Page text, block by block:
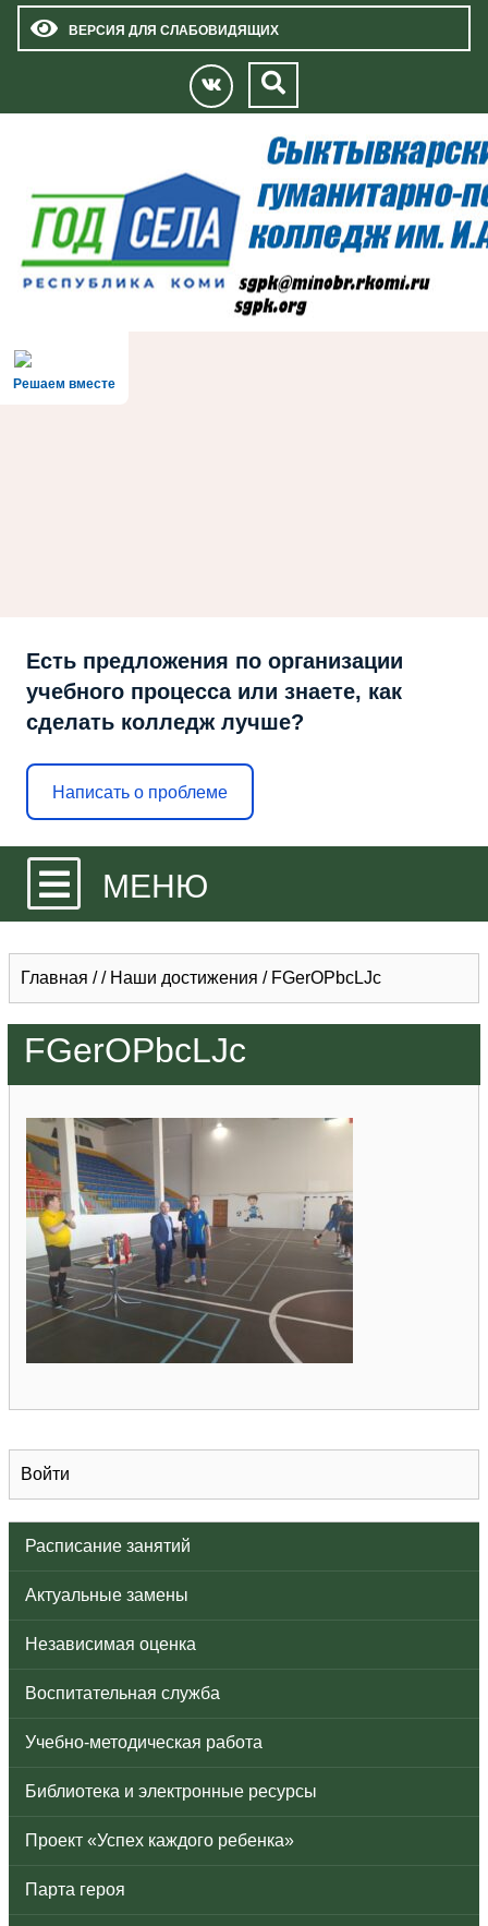
ВЕРСИЯ ДЛЯ СЛАБОВИДЯЩИХ
Решаем вместе
Есть предложения по организации
учебного процесса или знаете, как
сделать колледж лучше?
Написать о проблеме
МЕНЮ
Войти
Расписание занятий
Актуальные замены
Независимая оценка
Воспитательная служба
Учебно-методическая работа
Библиотека и электронные ресурсы
Проект «Успех каждого ребенка»
Парта героя
Главная // Наши достижения / FGerOPbcLJc
FGerOPbcLJc